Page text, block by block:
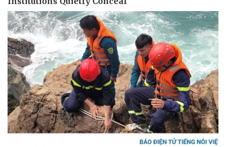
Vụ án
Tin nóng
Tư vấn luật
Vũ khí
Việt Nam
Phân tích